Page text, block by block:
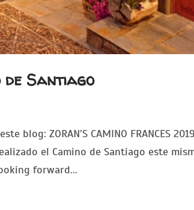
de Santiago
ZORAN’S CAMINO FRANCES
el Camino de Santiago este
forward...